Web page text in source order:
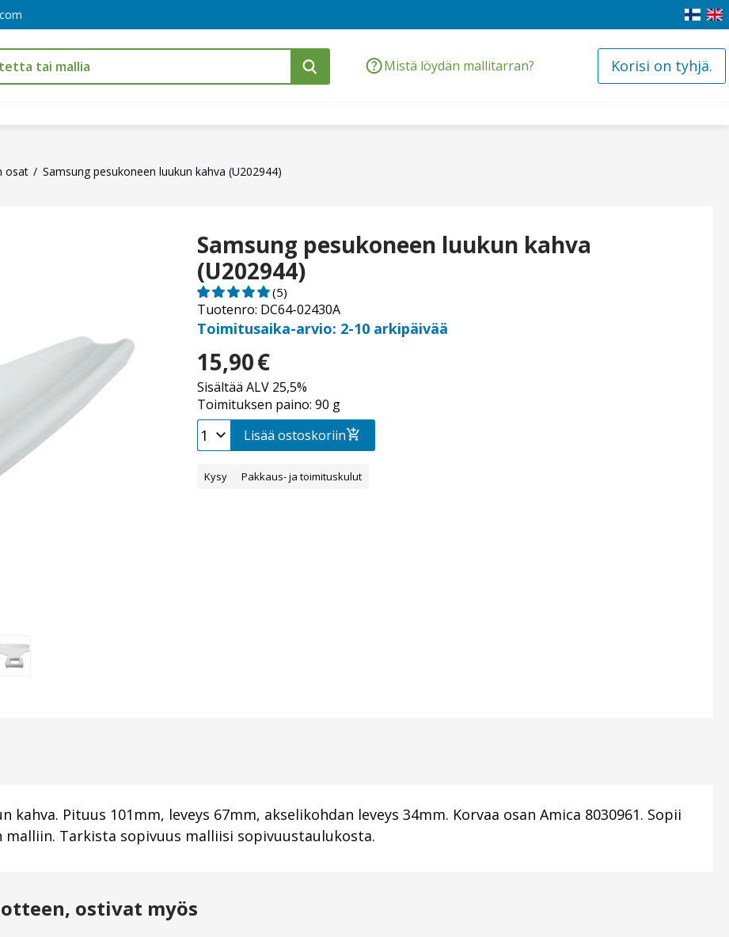
Mistä löydän mallitarran? Korisi on tyhjä.
osat Samsung pesukoneen luukun kahva (U202944)
Samsung pesukoneen luukun kahva
(U202944)
Tuotenro: DC64-02430A
(5)
Toimitusaika-arvio: 2-10 arkipäivää
15,90€
Sisältää ALV 25,5%
Toimituksen paino: 90 g
Lisää ostoskoriin
Kysy Pakkaus- ja toimituskulut
Pituus 101mm, leveys 67mm, akselikohdan leveys 34mm. Korvaa osan Amica 8030961. Sopii
malliin. Tarkista sopivuus malliisi sopivuustaulukosta.
ostivat myös